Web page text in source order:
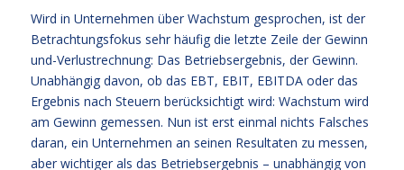
Wird in Unternehmen über Wachstum gesprochen, ist der
Betrachtungsfokus sehr häufig die letzte Zeile der Gewinn
und-Verlustrechnung: Das Betriebsergebnis, der Gewinn.
Unabhängig davon, ob das EBT, EBIT, EBITDA oder das
Ergebnis nach Steuern berücksichtigt wird: Wachstum wird
am Gewinn gemessen. Nun ist erst einmal nichts Falsches
daran, ein Unternehmen an seinen Resultaten zu messen,
aber wichtiger als das Betriebsergebnis – unabhängig von